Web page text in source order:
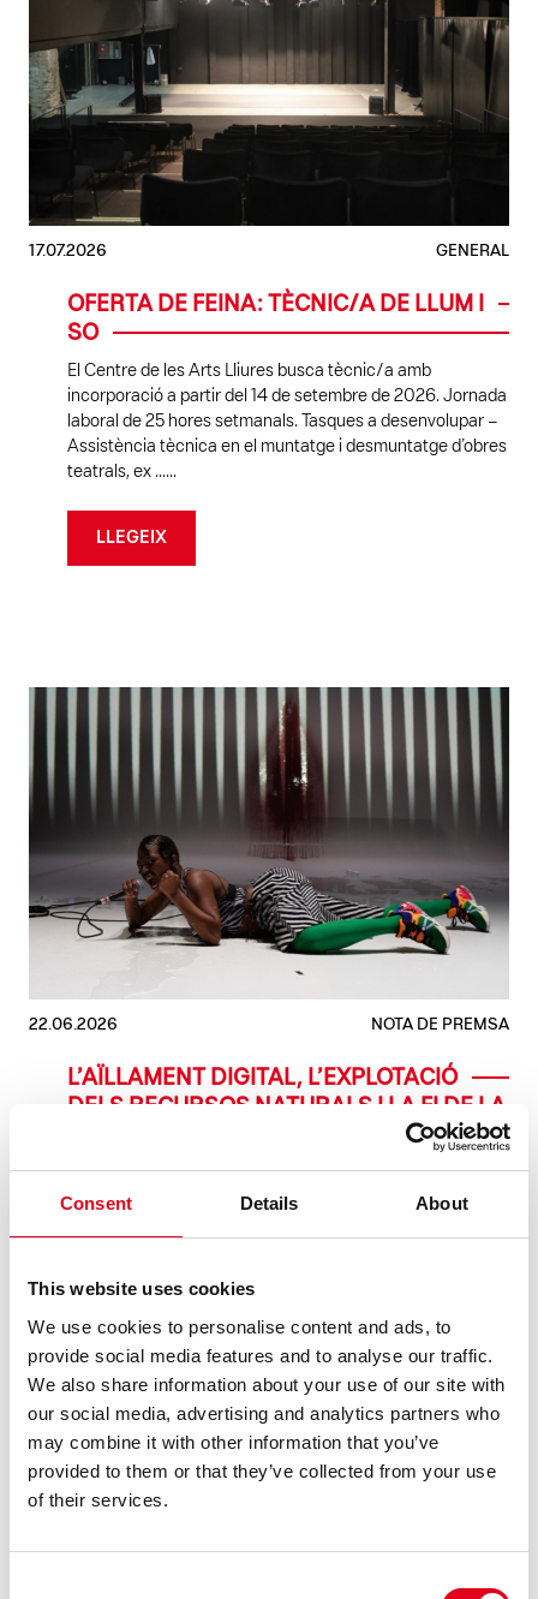
Consent Details About
This website uses cookies
We use cookies to personalise content and ads, to
provide social media features and to analyse our traffic.
We also share information about your use of our site with
our social media, advertising and analytics partners who
may combine it with other information that you’ve
provided to them or that they’ve collected from your use
of their services.
17.07.2026 GENERAL
OFERTA DE FEINA: TÈCNIC/A DE LLUM I
SO
El Centre de les Arts Lliures busca tècnic/a amb
incorporació a partir del 14 de setembre de 2026. Jornada
laboral de 25 hores setmanals. Tasques a desenvolupar –
Assistència tècnica en el muntatge i desmuntatge d’obres
teatrals, ex ......
LLEGEIX
22.06.2026 NOTA DE PREMSA
L’AÏLLAMENT DIGITAL, L’EXPLOTACIÓ
DELS RECURSOS NATURALS I LA FI DE LA
PROTAGONISTES DE LES PROPOSTES
DEL GREC 2026 A LA BROSSA
crítica a l’explotació de l’aigua a l’Àfrica. Qui hi ha del
co ......